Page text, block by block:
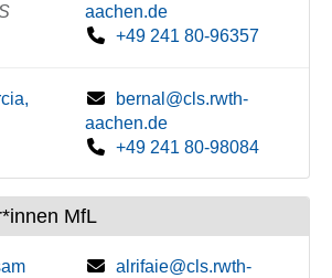
aachen.de
+49 241 80-96357
bernal@cls.rwth-
aachen.de
+49 241 80-98084
MfL
alrifaie@cls.rwth-